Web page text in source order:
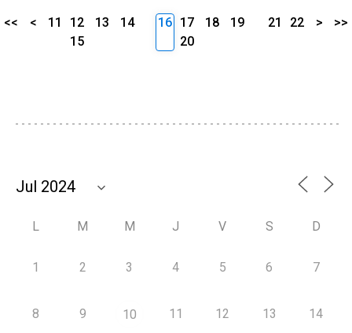
<< < 11 12 13
14
15
16 17 18
19
20
21 22 > >>
L M M J V S D
1 2 3 4 5 6 7
8 9 10 11 12 13 14